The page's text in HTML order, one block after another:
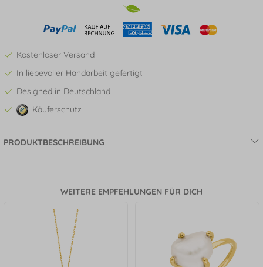
Kostenloser Versand
In liebevoller Handarbeit gefertigt
Designed in Deutschland
Käuferschutz
PRODUKTBESCHREIBUNG
WEITERE EMPFEHLUNGEN FÜR DICH